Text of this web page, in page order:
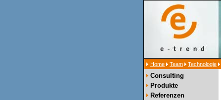
Home Team Technologie
Consulting
Produkte
Referenzen